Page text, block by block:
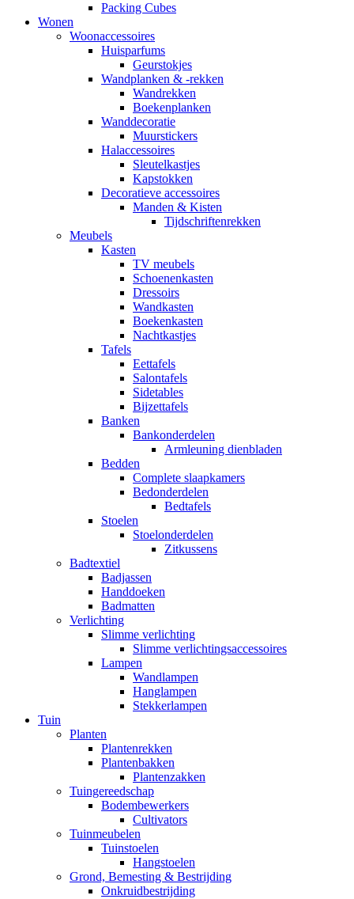
Packing Cubes
Wonen
Woonaccessoires
Huisparfums
Geurstokjes
Wandplanken & -rekken
Wandrekken
Boekenplanken
Wanddecoratie
Muurstickers
Halaccessoires
Sleutelkastjes
Kapstokken
Decoratieve accessoires
Manden & Kisten
Tijdschriftenrekken
Meubels
Kasten
TV meubels
Schoenenkasten
Dressoirs
Wandkasten
Boekenkasten
Nachtkastjes
Tafels
Eettafels
Salontafels
Sidetables
Bijzettafels
Banken
Bankonderdelen
Armleuning dienbladen
Bedden
Complete slaapkamers
Bedonderdelen
Bedtafels
Stoelen
Stoelonderdelen
Zitkussens
Badtextiel
Badjassen
Handdoeken
Badmatten
Verlichting
Slimme verlichting
Slimme verlichtingsaccessoires
Lampen
Wandlampen
Hanglampen
Stekkerlampen
Tuin
Planten
Plantenrekken
Plantenbakken
Plantenzakken
Tuingereedschap
Bodembewerkers
Cultivators
Tuinmeubelen
Tuinstoelen
Hangstoelen
Grond, Bemesting & Bestrijding
Onkruidbestrijding